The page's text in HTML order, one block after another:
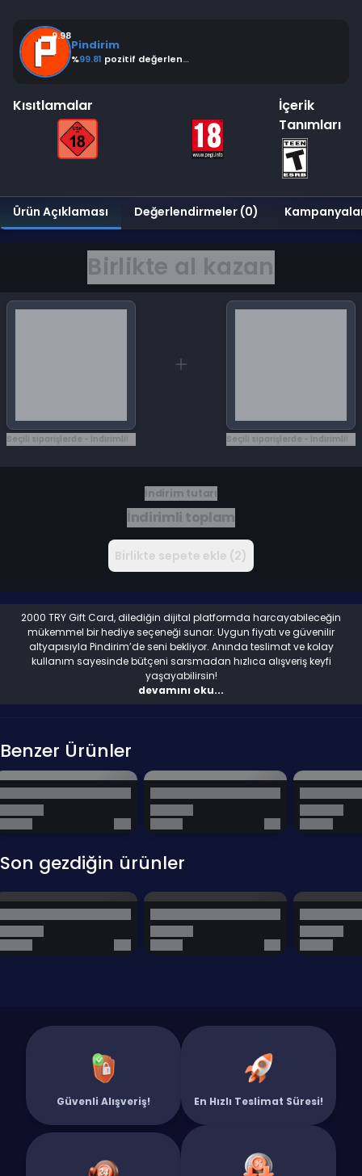
9.98
Pindirim
%99.81 pozitif değerlendirme
Kısıtlamalar
İçerik
Tanımları
Ürün Açıklaması Değerlendirmeler (0)
Birlikte al kazan
Seçili siparişlerde - İndirimli! Seçili siparişlerde - İndirimli!
İndirim tutarı
İndirimli toplam
Birlikte sepete ekle (2)
2000 TRY Gift Card, dilediğin dijital platformda harcayabileceğin
mükemmel bir hediye seçeneği sunar. Uygun fiyatı ve güvenilir
altyapısıyla Pindirim’de seni bekliyor. Anında teslimat ve kolay
kullanım sayesinde bütçeni sarsmadan hızlıca alışveriş keyfi
yaşayabilirsin!
devamını oku...
Benzer Ürünler
Son gezdiğin ürünler
Güvenli Alışveriş! En Hızlı Teslimat Süresi!